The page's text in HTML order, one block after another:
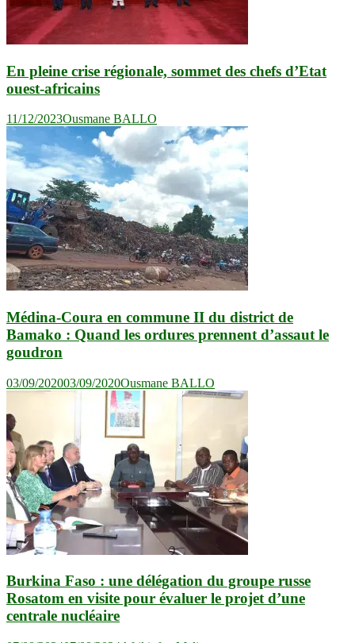
En pleine crise régionale, sommet des chefs d’Etat
ouest-africains
11/12/2023Ousmane BALLO
Médina-Coura en commune II du district de
Bamako : Quand les ordures prennent d’assaut le
goudron
03/09/202003/09/2020Ousmane BALLO
Burkina Faso : une délégation du groupe russe
Rosatom en visite pour évaluer le projet d’une
centrale nucléaire